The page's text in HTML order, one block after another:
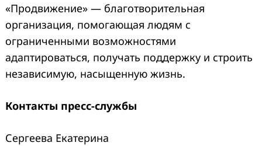
«Продвижение» — благотворительная
организация, помогающая людям с
ограниченными возможностями
адаптироваться, получать поддержку и строить
независимую, насыщенную жизнь.
Контакты пресс-службы
Сергеева Екатерина